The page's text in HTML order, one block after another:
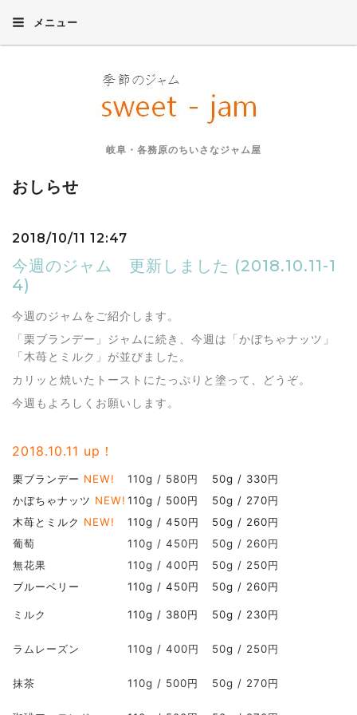
メニュー
岐阜・各務原のちいさなジャム屋
おしらせ
2018/10/11 12:47
今週のジャム 更新しました (2018.10.11-1
4)
今週のジャムをご紹介します。
「栗ブランデー」ジャムに続き、今週は「かぼちゃナッツ」
「木苺とミルク」が並びました。
カリッと焼いたトーストにたっぷりと塗って、どうぞ。
今週もよろしくお願いします。
2018.10.11 up！
栗ブランデー NEW! 110g / 580円
50g / 330円
かぼちゃナッツ NEW! 110g / 500円
50g / 270円
木苺とミルク NEW! 110g / 450円
50g / 260円
葡萄
110g / 450円
50g / 260円
無花果
110g / 400円
50g / 250円
ブルーベリー
110g / 450円 50g / 260円
ミルク 110g / 380円 50g / 230円
ラムレーズン 110g / 400円 50g / 250円
抹茶 110g / 500円 50g / 270円